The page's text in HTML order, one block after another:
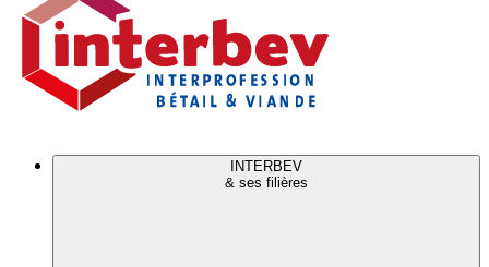
site
INTERBEV
& ses filières